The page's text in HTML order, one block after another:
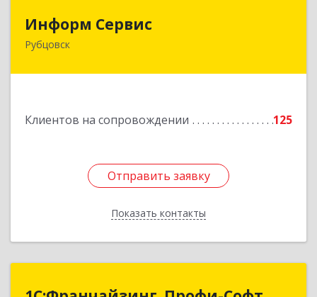
Информ Сервис
Рубцовск
Клиентов на сопровождении 125
Отправить заявку
Показать контакты
658204, Алтайский край, Рубцовск г, Алтайская
Отправить заявку
Назад
1С:Франчайзинг. Профи-Софт